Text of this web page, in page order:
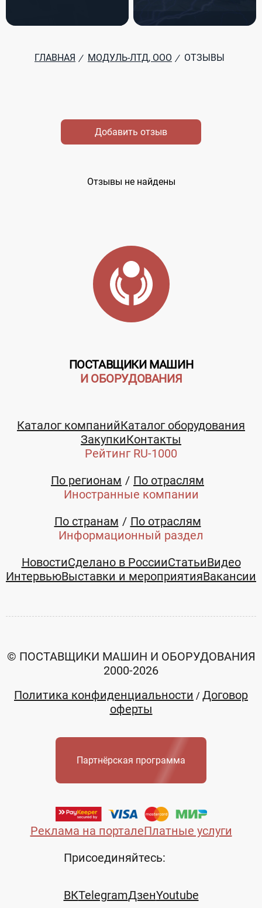
ГЛАВНАЯ / МОДУЛЬ-ЛТД, ООО / ОТЗЫВЫ
Добавить отзыв
Отзывы не найдены
ПОСТАВЩИКИ МАШИН
И ОБОРУДОВАНИЯ
Каталог компанийКаталог оборудования
ЗакупкиКонтакты
Рейтинг RU-1000
По регионам
По отраслям
Иностранные компании
По странам
По отраслям
Информационный раздел
НовостиСделано в РоссииСтатьиВидео
ИнтервьюВыставки и мероприятияВакансии
Реклама на порталеПлатные услуги
© ПОСТАВЩИКИ МАШИН И ОБОРУДОВАНИЯ
2000-2026
Политика конфиденциальности / Договор
оферты
Партнёрская программа
Присоединяйтесь:
ВКTelegramДзенYoutube